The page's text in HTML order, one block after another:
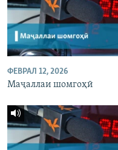
ФЕВРАЛ 12, 2026
Маҷаллаи шомгоҳӣ